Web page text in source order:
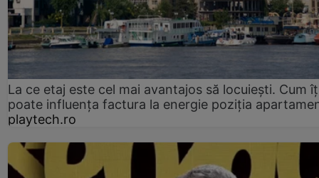
La ce etaj este cel mai avantajos să locuiești. Cum
poate influența factura la energie poziția
playtech.ro